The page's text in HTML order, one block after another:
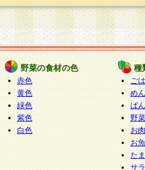
野菜の食材の色
赤色
黄色
緑色
紫色
白色
種
ご
めん
ぱん
野
お
お
た
サ